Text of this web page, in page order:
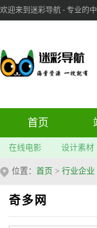
欢迎来到迷彩导航 - 专业的
首页
在线电影 设计素材
位置： 首页 > 行业企业
奇多网